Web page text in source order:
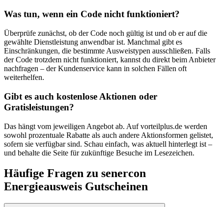
Was tun, wenn ein Code nicht funktioniert?
Überprüfe zunächst, ob der Code noch gültig ist und ob er auf die
gewählte Dienstleistung anwendbar ist. Manchmal gibt es
Einschränkungen, die bestimmte Ausweistypen ausschließen. Falls
der Code trotzdem nicht funktioniert, kannst du direkt beim Anbieter
nachfragen – der Kundenservice kann in solchen Fällen oft
weiterhelfen.
Gibt es auch kostenlose Aktionen oder
Gratisleistungen?
Das hängt vom jeweiligen Angebot ab. Auf vorteilplus.de werden
sowohl prozentuale Rabatte als auch andere Aktionsformen gelistet,
sofern sie verfügbar sind. Schau einfach, was aktuell hinterlegt ist –
und behalte die Seite für zukünftige Besuche im Lesezeichen.
Häufige Fragen zu senercon
Energieausweis Gutscheinen